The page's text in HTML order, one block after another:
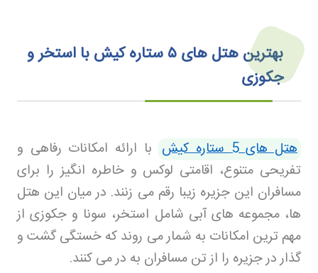
بهترین هتل های۵ستاره کیش با استخر و
جکوزی
هتل های 5 ستاره کیش
با ارائه امکانات رفاهی و
تفریحی متنوع، اقامتی لوکس و خاطره انگیز را برای
مسافران این جزیره زیبا رقم می زنند. در میان این هتل
ها، مجموعه های آبی شامل استخر، سونا و جکوزی از
مهم ترین امکانات به شمار می روند که خستگی گشت و
گذار در جزیره را از تن مسافران به در می کنند.